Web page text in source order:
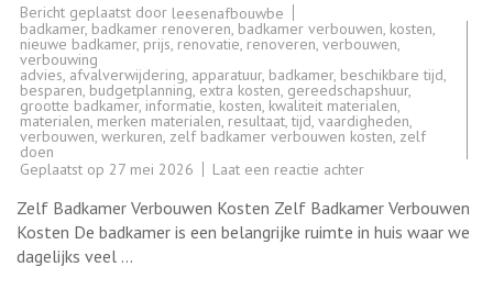
Bericht geplaatst door leesenafbouwbe
badkamer, badkamer renoveren, badkamer verbouwen, kosten,
nieuwe badkamer, prijs, renovatie, renoveren, verbouwen,
verbouwing
advies, afvalverwijdering, apparatuur, badkamer, beschikbare tijd,
besparen, budgetplanning, extra kosten, gereedschapshuur,
grootte badkamer, informatie, kosten, kwaliteit materialen,
materialen, merken materialen, resultaat,tijd, vaardigheden,
verbouwen, werkuren, zelf badkamer verbouwen kosten, zelf
doen
Geplaatst op 27 mei 2026 Laat een reactie achterop
het
Zelf
Verbouwen
Zelf Badkamer Verbouwen Kosten Zelf Badkamer Verbouwen
Kosten De badkamer is een belangrijke ruimte in huis waar we
dagelijks veel …